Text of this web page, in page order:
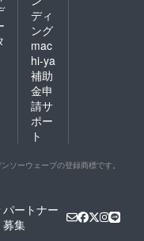
ディ
ング
mac
hi-ya
補助
金申
請サ
ポー
ト
ソーウェーブの登録商標です。
パートナー
募集